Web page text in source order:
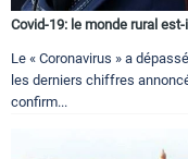
Covid-19: le monde rural
Le « Coronavirus » a
les derniers chiffres
confirm...